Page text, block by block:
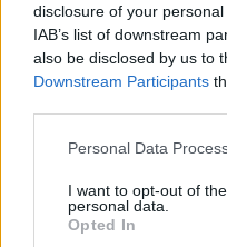
disclosure of your
IAB’s list of downstream
also be disclosed by us to
Downstream Participants
Please note that this
not limited to your visit or
grant or deny consent to
use your data for below
Personal Data
I want to opt-out of
personal data.
Opted In
Aki amúgy azóta is